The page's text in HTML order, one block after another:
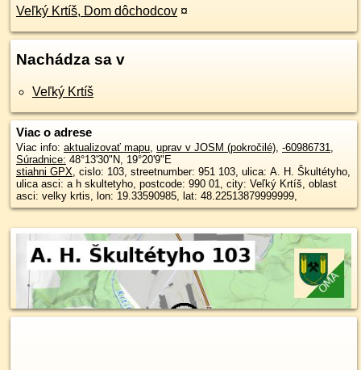
Veľký Krtíš, Dom dôchodcov ¤
Nachádza sa v
Veľký Krtíš
Viac o adrese
Viac info: aktualizovať mapu, uprav v JOSM (pokročilé), -60986731,
Súradnice: 48°13'30"N, 19°20'9"E
stiahni GPX, cislo: 103, streetnumber: 951 103, ulica: A. H. Škultétyho,
ulica asci: a h skultetyho, postcode: 990 01, city: Veľký Krtíš, oblast
asci: velky krtis, lon: 19.33590985, lat: 48.22513879999999,